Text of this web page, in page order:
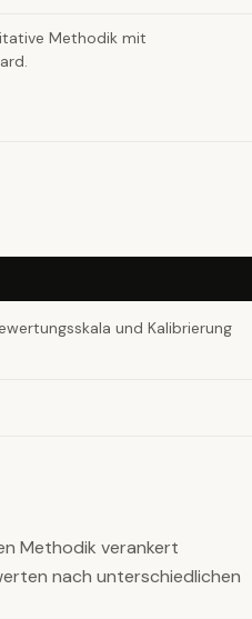
Methodik mit
und Kalibrierung
Methodik verankert
nach unterschiedlichen